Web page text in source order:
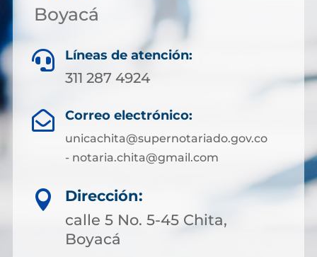
Boyacá
 Líneas de atención:
311 287 4924
 Correo electrónico:
unicachita@supernotariado.gov.co
- notaria.chita@gmail.com

Dirección:
calle 5 No. 5-45 Chita,
Boyacá